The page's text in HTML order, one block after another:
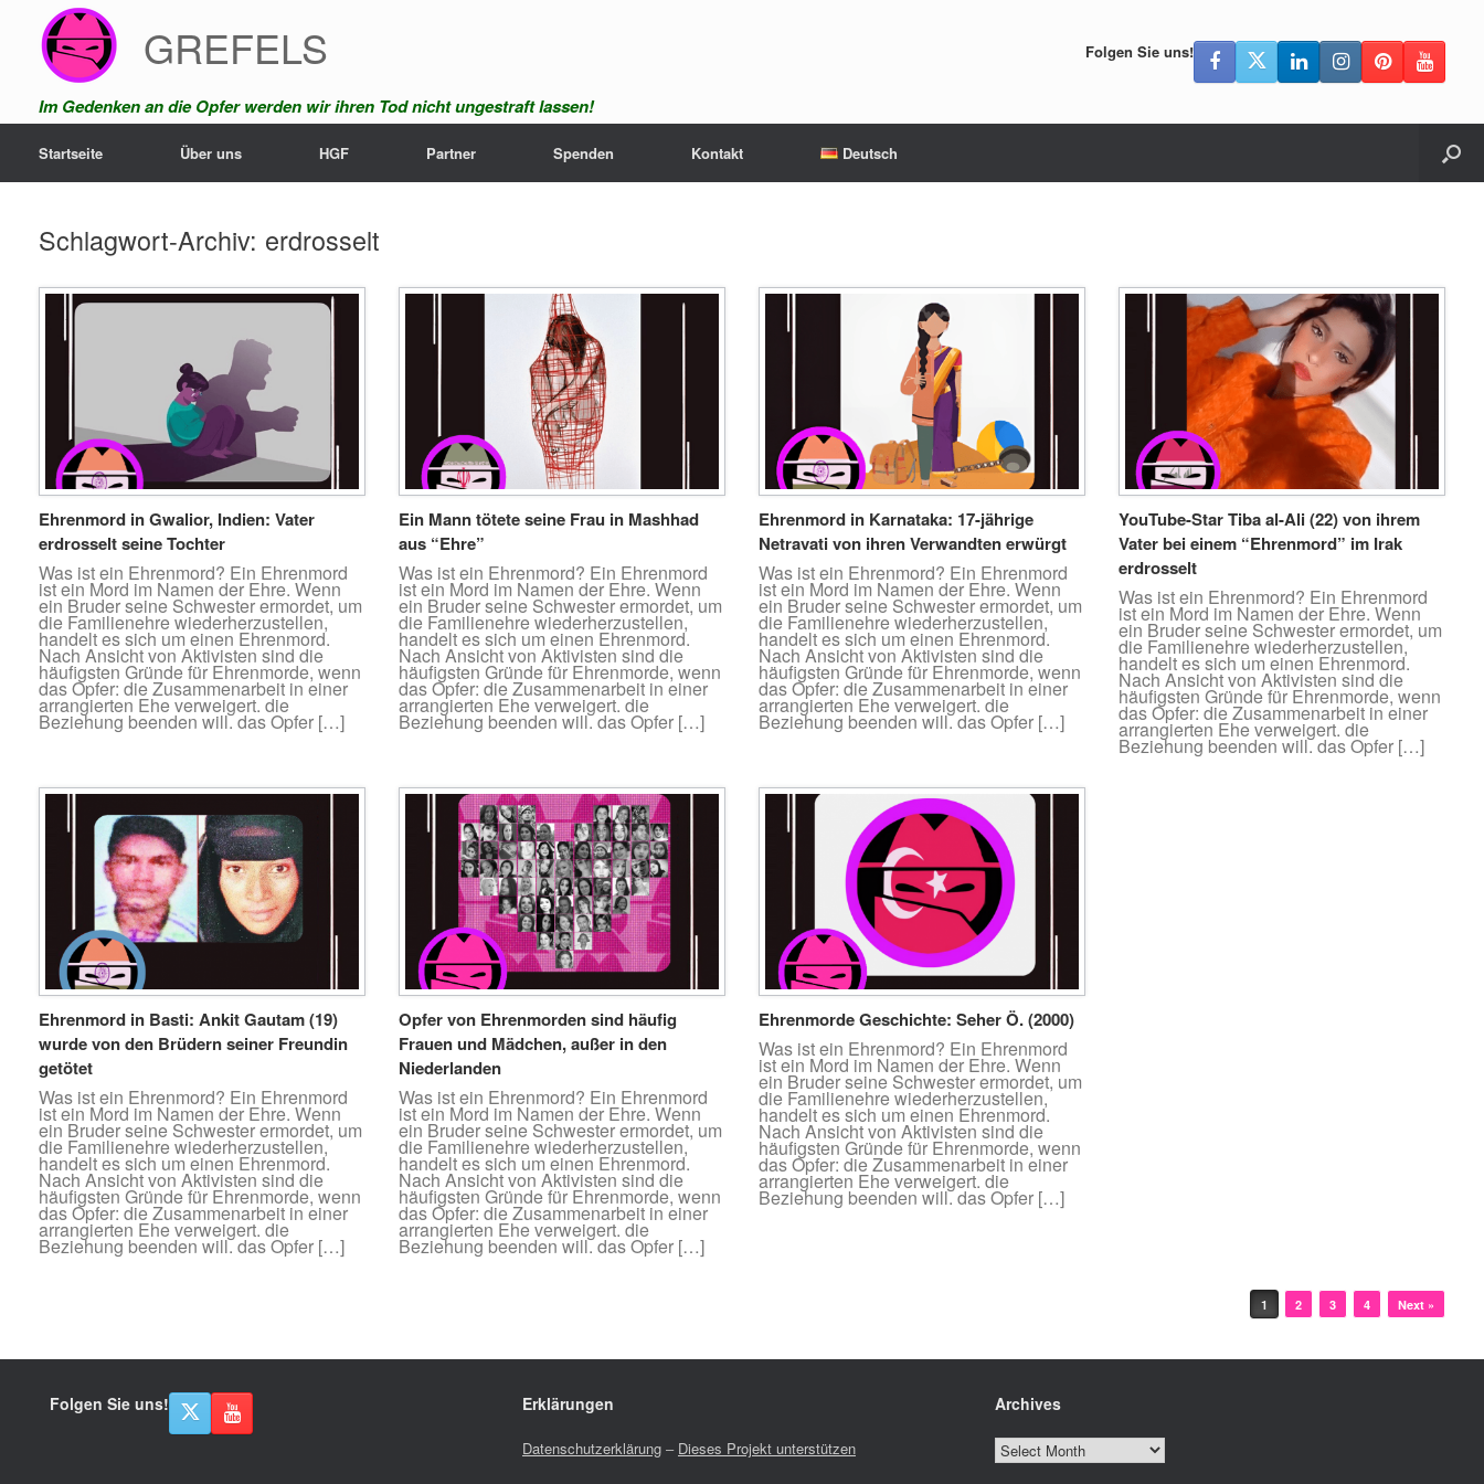
springen
GREFELS
Im Gedenken an die Opfer werden wir ihren Tod nicht ungestraft lassen!
Folgen Sie uns!
Startseite Über uns HGF Partner Spenden Kontakt Deutsch
Schlagwort-Archiv: erdrosselt
Ehrenmord in Gwalior, Indien: Vater
erdrosselt seine Tochter
Was ist ein Ehrenmord? Ein Ehrenmord
ist ein Mord im Namen der Ehre. Wenn
ein Bruder seine Schwester ermordet, um
die Familienehre wiederherzustellen,
handelt es sich um einen Ehrenmord.
Nach Ansicht von Aktivisten sind die
häufigsten Gründe für Ehrenmorde, wenn
das Opfer: die Zusammenarbeit in einer
arrangierten Ehe verweigert. die
Beziehung beenden will. das Opfer […]
Ein Mann tötete seine Frau in Mashhad
aus “Ehre”
Was ist ein Ehrenmord? Ein Ehrenmord
ist ein Mord im Namen der Ehre. Wenn
ein Bruder seine Schwester ermordet, um
die Familienehre wiederherzustellen,
handelt es sich um einen Ehrenmord.
Nach Ansicht von Aktivisten sind die
häufigsten Gründe für Ehrenmorde, wenn
das Opfer: die Zusammenarbeit in einer
arrangierten Ehe verweigert. die
Beziehung beenden will. das Opfer […]
Ehrenmord in Karnataka: 17-jährige
Netravati von ihren Verwandten erwürgt
Was ist ein Ehrenmord? Ein Ehrenmord
ist ein Mord im Namen der Ehre. Wenn
ein Bruder seine Schwester ermordet, um
die Familienehre wiederherzustellen,
handelt es sich um einen Ehrenmord.
Nach Ansicht von Aktivisten sind die
häufigsten Gründe für Ehrenmorde, wenn
das Opfer: die Zusammenarbeit in einer
arrangierten Ehe verweigert. die
Beziehung beenden will. das Opfer […]
YouTube-Star Tiba al-Ali (22) von ihrem
Vater bei einem “Ehrenmord” im Irak
erdrosselt
Was ist ein Ehrenmord? Ein Ehrenmord
ist ein Mord im Namen der Ehre. Wenn
ein Bruder seine Schwester ermordet, um
die Familienehre wiederherzustellen,
handelt es sich um einen Ehrenmord.
Nach Ansicht von Aktivisten sind die
häufigsten Gründe für Ehrenmorde, wenn
das Opfer: die Zusammenarbeit in einer
arrangierten Ehe verweigert. die
Beziehung beenden will. das Opfer […]
Ehrenmord in Basti: Ankit Gautam (19)
wurde von den Brüdern seiner Freundin
getötet
Was ist ein Ehrenmord? Ein Ehrenmord
ist ein Mord im Namen der Ehre. Wenn
ein Bruder seine Schwester ermordet, um
die Familienehre wiederherzustellen,
handelt es sich um einen Ehrenmord.
Nach Ansicht von Aktivisten sind die
häufigsten Gründe für Ehrenmorde, wenn
das Opfer: die Zusammenarbeit in einer
arrangierten Ehe verweigert. die
Beziehung beenden will. das Opfer […]
Opfer von Ehrenmorden sind häufig
Frauen und Mädchen, außer in den
Niederlanden
Was ist ein Ehrenmord? Ein Ehrenmord
ist ein Mord im Namen der Ehre. Wenn
ein Bruder seine Schwester ermordet, um
die Familienehre wiederherzustellen,
handelt es sich um einen Ehrenmord.
Nach Ansicht von Aktivisten sind die
häufigsten Gründe für Ehrenmorde, wenn
das Opfer: die Zusammenarbeit in einer
arrangierten Ehe verweigert. die
Beziehung beenden will. das Opfer […]
Ehrenmorde Geschichte: Seher Ö. (2000)
Was ist ein Ehrenmord? Ein Ehrenmord
ist ein Mord im Namen der Ehre. Wenn
ein Bruder seine Schwester ermordet, um
die Familienehre wiederherzustellen,
handelt es sich um einen Ehrenmord.
Nach Ansicht von Aktivisten sind die
häufigsten Gründe für Ehrenmorde, wenn
das Opfer: die Zusammenarbeit in einer
arrangierten Ehe verweigert. die
Beziehung beenden will. das Opfer […]
1 2 3 4 Next »
Folgen Sie uns! Erklärungen
Datenschutzerklärung– Dieses Projekt unterstützen
Archives
Archives